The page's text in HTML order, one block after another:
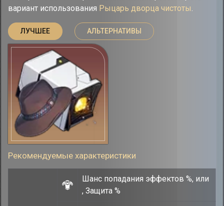
вариант использования Рыцарь дворца чистоты.
ЛУЧШЕЕ АЛЬТЕРНАТИВЫ
Рекомендуемые характеристики
Шанс попадания эффектов %, или
, Защита %